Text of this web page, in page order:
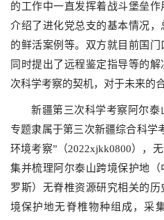
的工作中一直发挥着战斗堡垒
介绍了进化党总支的基本情况
的鲜活案例等。双方就目前国门
同时提出了远程鉴定指导等的
次科学考察的契机，对于未来的
新疆第三次科学考察阿尔
专题隶属于第三次新疆综合科学
环境考察”（2022xjkk0800），
集并梳理阿尔泰山跨境保护地
罗斯）无脊椎资源研究相关的
境保护地无脊椎物种组成，采